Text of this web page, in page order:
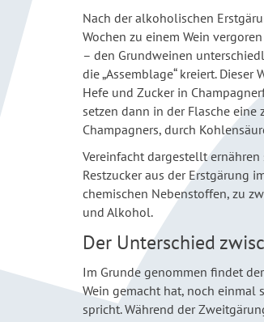
Nach der alkoholischen
Wochen zu einem Wein
– den Grundweinen
die „Assemblage“ kreiert.
Hefe und Zucker in
setzen dann in der Flasche eine
Champagners, durch
Vereinfacht dargestellt
Restzucker aus der Erstgärung
chemischen Nebenstoffen, zu
und Alkohol.
Der Unterschied
Im Grunde genommen findet
Wein gemacht hat, noch einmal
spricht. Während der